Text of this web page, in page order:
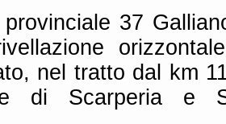
37
nel tratto dal km
di Scarperia e